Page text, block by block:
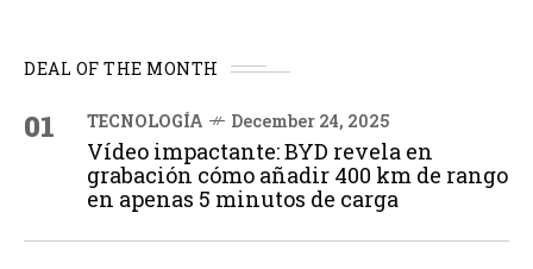
DEAL OF THE MONTH
01 TECNOLOGÍA December 24, 2025
Vídeo impactante: BYD revela en
grabación cómo añadir 400 km de rango
en apenas 5 minutos de carga